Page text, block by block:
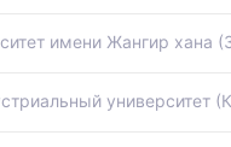
имени Жангир хана
университет